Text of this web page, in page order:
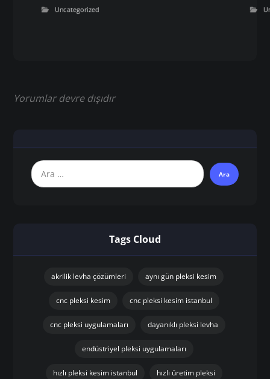
Uncategorized
Yorumlar devre dışıdır
Tags Cloud
akrilik levha çözümleri aynı gün pleksi kesim
cnc pleksi kesim cnc pleksi kesim istanbul
cnc pleksi uygulamaları dayanıklı pleksi levha
endüstriyel pleksi uygulamaları
hızlı pleksi kesim istanbul hızlı üretim pleksi